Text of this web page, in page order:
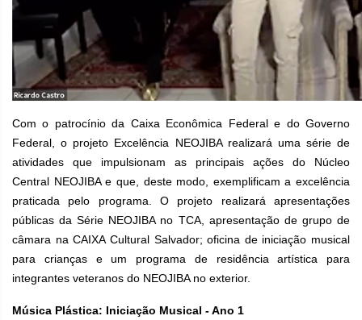
Com o patrocínio da Caixa Econômica Federal e do Governo
Federal, o projeto Excelência NEOJIBA realizará uma série de
atividades que impulsionam as principais ações do Núcleo
Central NEOJIBA e que, deste modo, exemplificam a excelência
praticada pelo programa. O projeto realizará apresentações
públicas da Série NEOJIBA no TCA, apresentação de grupo de
câmara na CAIXA Cultural Salvador; oficina de iniciação musical
para crianças e um programa de residência artística para
integrantes veteranos do NEOJIBA no exterior.
Música Plástica: Iniciação Musical - Ano 1